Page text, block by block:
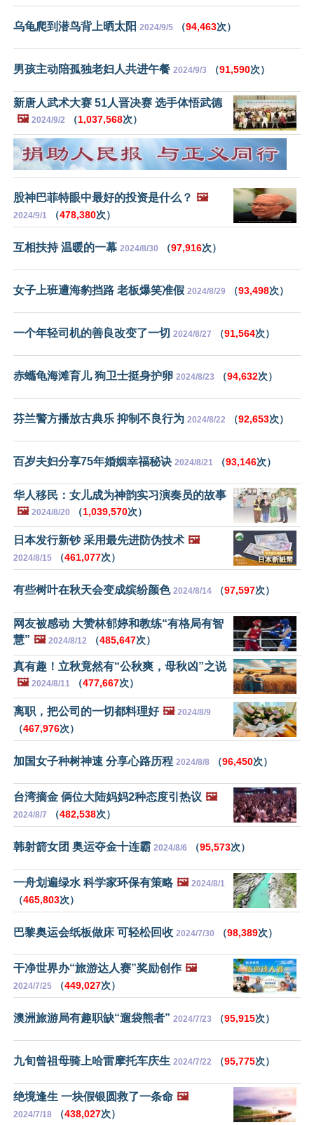
乌龟爬到潜鸟背上晒太阳 2024/9/5 （94,463次）
男孩主动陪孤独老妇人共进午餐 2024/9/3 （91,590次）
新唐人武术大赛 51人晋决赛 选手体悟武德
🖼️ 2024/9/2 （1,037,568次）
股神巴菲特眼中最好的投资是什么？ 🖼️
2024/9/1 （478,380次）
互相扶持 温暖的一幕 2024/8/30 （97,916次）
女子上班遭海豹挡路 老板爆笑准假 2024/8/29 （93,498次）
一个年轻司机的善良改变了一切 2024/8/27 （91,564次）
赤蠵龟海滩育儿 狗卫士挺身护卵 2024/8/23 （94,632次）
芬兰警方播放古典乐 抑制不良行为 2024/8/22 （92,653次）
百岁夫妇分享75年婚姻幸福秘诀 2024/8/21 （93,146次）
华人移民：女儿成为神韵实习演奏员的故事
🖼️ 2024/8/20 （1,039,570次）
日本发行新钞 采用最先进防伪技术 🖼️
2024/8/15 （461,077次）
有些树叶在秋天会变成缤纷颜色 2024/8/14 （97,597次）
网友被感动 大赞林郁婷和教练“有格局有智
慧” 🖼️ 2024/8/12 （485,647次）
真有趣！立秋竟然有“公秋爽，母秋凶”之说
🖼️ 2024/8/11 （477,667次）
离职，把公司的一切都料理好 🖼️ 2024/8/9
（467,976次）
加国女子种树神速 分享心路历程 2024/8/8 （96,450次）
台湾摘金 俩位大陆妈妈2种态度引热议 🖼️
2024/8/7 （482,538次）
韩射箭女团 奥运夺金十连霸 2024/8/6 （95,573次）
一舟划遍绿水 科学家环保有策略 🖼️ 2024/8/1
（465,803次）
巴黎奥运会纸板做床 可轻松回收 2024/7/30 （98,389次）
干净世界办“旅游达人赛”奖励创作 🖼️
2024/7/25 （449,027次）
澳洲旅游局有趣职缺“遛袋熊者” 2024/7/23 （95,915次）
九旬曾祖母骑上哈雷摩托车庆生 2024/7/22 （95,775次）
绝境逢生 一块假银圆救了一条命 🖼️
2024/7/18 （438,027次）